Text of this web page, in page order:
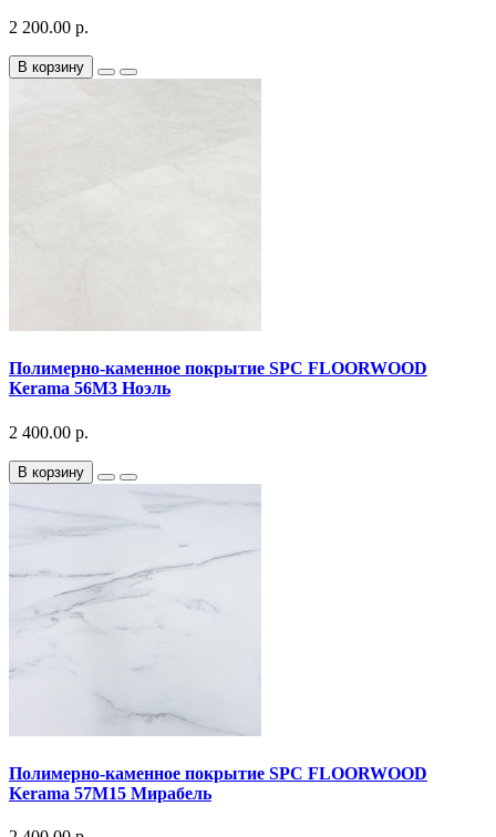
2 200.00 р.
В корзину
Полимерно-каменное покрытие SPC FLOORWOOD
Kerama 56M3 Ноэль
2 400.00 р.
В корзину
Полимерно-каменное покрытие SPC FLOORWOOD
Kerama 57M15 Мирабель